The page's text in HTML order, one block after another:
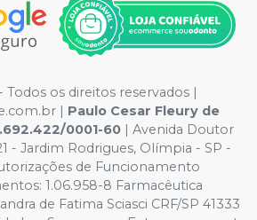
os direitos reservados |
| Paulo Cesar Fleury de
0001-60 | Avenida Doutor
- Jardim Rodrigues, Olímpia - SP -
de Funcionamento
1.06.958-8 Farmacêutica
de Fatima Sciasci CRF/SP 41333